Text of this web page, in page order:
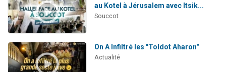
au Kotel à Jérusalem avec Itsik...
Souccot
On A Infiltré les "Toldot Aharon"
Actualité